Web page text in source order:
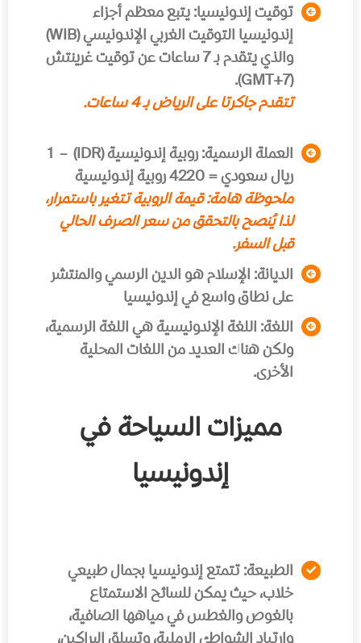
توقيت إندونيسيا:يتبع معظم أجزاء
إندونيسيا التوقيت الغربي الإندونيسي (WIB)
والذي يتقدم بـ 7 ساعات عن توقيت غرينتش
(GMT+7).
تتقدم جاكرتا على الرياض بـ 4 ساعات.
العملة الرسمية:
روبية إندونيسية (IDR) – 1
ريال سعودي = 4220 روبية إندونيسية
ملحوظة هامة: قيمة الروبية تتغير باستمرار،
لذا يُنصح بالتحقق من سعر الصرف الحالي
قبل السفر.
الديانة:الإسلام هو الدين الرسمي والمنتشر
على نطاق واسع في إندونيسيا
اللغة:اللغة الإندونيسية هي اللغة الرسمية،
ولكن هناك العديد من اللغات المحلية
الأخرى.
مميزات السياحة في
إندونيسيا
الطبيعة:تتمتع إندونيسيا بجمال طبيعي
خلاب، حيث يمكن للسائح الاستمتاع
بالغوص والغطس في مياهها الصافية،